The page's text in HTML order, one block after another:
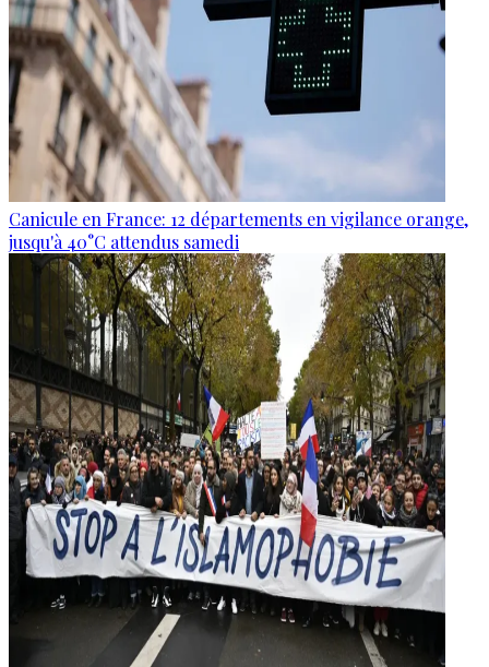
Canicule en France: 12 départements en vigilance orange,
jusqu'à 40°C attendus samedi